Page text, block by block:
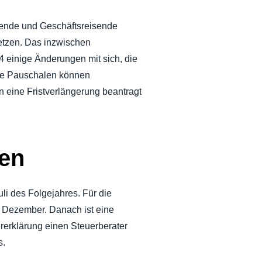
und Geschäftsreisende
Das inzwischen
einige Änderungen mit sich, die
Pauschalen können
eine Fristverlängerung beantragt
des Folgejahres. Für die
Danach ist eine
einen Steuerberater